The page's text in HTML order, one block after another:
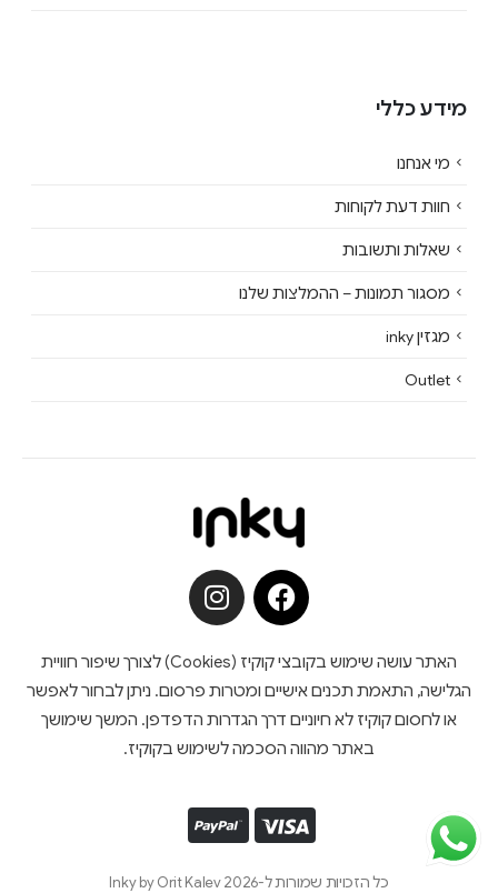
מידע כללי
מי אנחנו
חוות דעת לקוחות
שאלות ותשובות
מסגור תמונות – ההמלצות שלנו
מגזין inky
Outlet
האתר עושה שימוש בקובצי קוקיז (Cookies) לצורך שיפור חוויית
הגלישה, התאמת תכנים אישיים ומטרות פרסום. ניתן לבחור לאפשר
או לחסום קוקיז לא חיוניים דרך הגדרות הדפדפן. המשך שימושך
באתר מהווה הסכמה לשימוש בקוקיז.
כל הזכויות שמורות ל-Inky by Orit Kalev 2026